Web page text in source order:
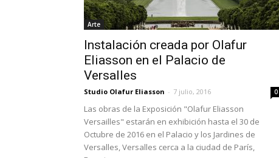
Arte
Instalación creada por Olafur
Eliasson en el Palacio de
Versalles
Studio Olafur Eliasson - 7 julio, 2016 0
Las obras de la Exposición "Olafur Eliasson
Versailles" estarán en exhibición hasta el 30 de
Octubre de 2016 en el Palacio y los Jardines de
Versalles, Versalles cerca a la ciudad de París,